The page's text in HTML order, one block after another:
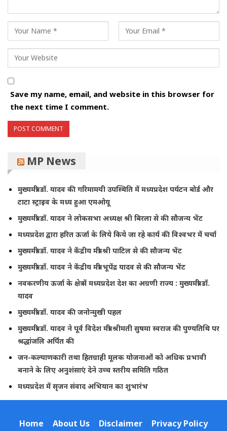
Save my name, email, and website in this browser for
the next time I comment.
MP News
मुख्यमंत्री डॉ. यादव की गरिमामयी उपस्थिति में मध्यप्रदेश पर्यटन बोर्ड और
टाटा स्ट्राइव के मध्य हुआ एमओयू
मुख्यमंत्री डॉ. यादव ने लोकसभा अध्यक्ष श्री बिरला से की सौजन्य भेंट
मध्यप्रदेश द्वारा हरित ऊर्जा के लिये किये जा रहे कार्य की विश्वभर में चर्चा
मुख्यमंत्री डॉ. यादव ने केंद्रीय मंत्री श्री पाटिल से की सौजन्य भेंट
मुख्यमंत्री डॉ. यादव ने केंद्रीय मंत्री भूपेंद्र यादव से की सौजन्य भेंट
नवकरणीय ऊर्जा के क्षेत्र में मध्यप्रदेश देश का अग्रणी राज्य : मुख्यमंत्री डॉ.
यादव
मुख्यमंत्री डॉ. यादव की जनोन्मुखी पहल
मुख्यमंत्री डॉ. यादव ने पूर्व विदेश मंत्री श्रीमती सुषमा स्वराज की पुण्यतिथि पर
श्रद्धांजलि अर्पित की
जन-कल्याणकारी तथा हितग्राही मूलक योजनाओं को अधिक प्रभावी
बनाने के लिए अनुशंसाएं देने उच्च स्तरीय समिति गठित
मध्यप्रदेश में सृजन संवाद अभियान का शुभारंभ
Home About Us Disclaimer Privacy Policy